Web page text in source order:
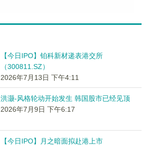
【今日IPO】铂科新材递表港交所
（300811.SZ）
2026年7月13日 下午4:11
洪灏-风格轮动开始发生 韩国股市已经见顶
2026年7月9日 下午6:17
【今日IPO】月之暗面拟赴港上市